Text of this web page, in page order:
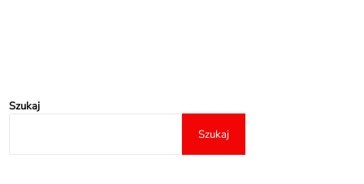
Szukaj
Szukaj